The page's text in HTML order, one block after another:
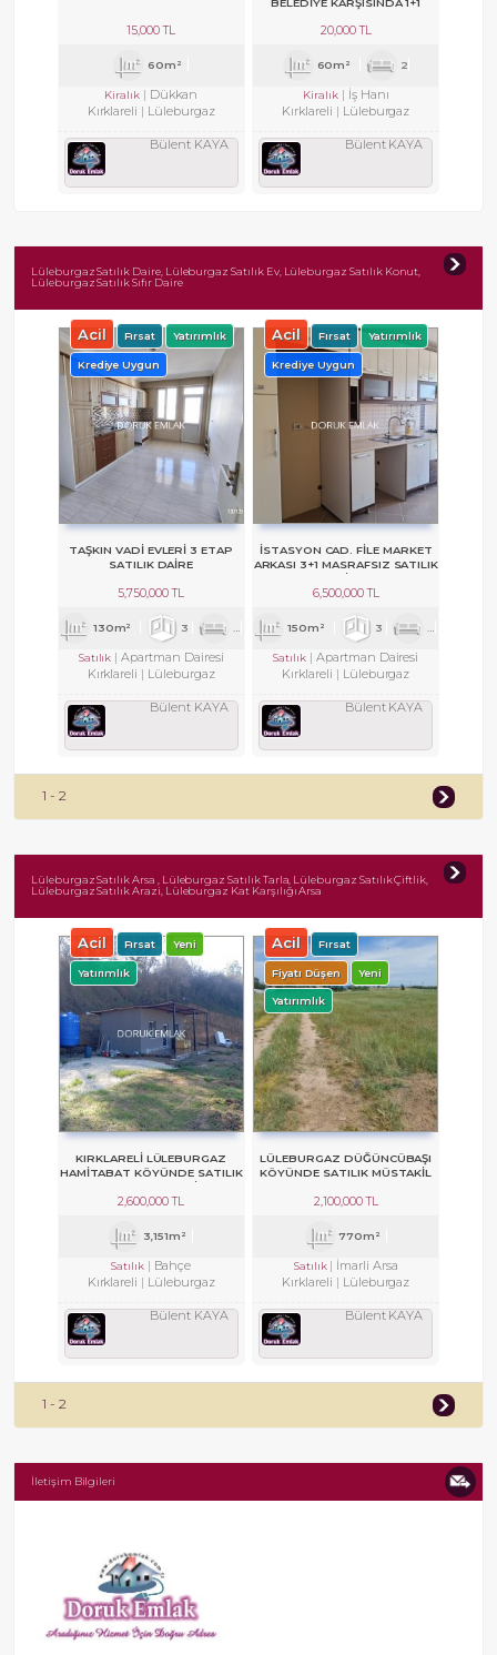
15,000 TL
60m²
Kiralık
Dükkan
Kırklareli
Lüleburgaz
Bülent KAYA
20,000 TL
60m² 2
Kiralık
İş Hanı
Kırklareli
Lüleburgaz
Bülent KAYA
Lüleburgaz Satılık Daire, Lüleburgaz Satılık Ev, Lüleburgaz Satılık Konut,
Lüleburgaz Satılık Sıfır Daire
Acil Fırsat Yatırımlık
Krediye Uygun
TAŞKIN VADI EVLERI 3 ETAP
SATILIK DAIRE
5,750,000 TL
130m² 3 2
Satılık
Apartman Dairesi
Kırklareli
Lüleburgaz
Bülent KAYA
Acil Fırsat Yatırımlık
Krediye Uygun
İSTASYON CAD. FILE MARKET
ARKASI 3+1 MASRAFSIZ SATILIK
6,500,000 TL
150m² 3
Satılık
Apartman Dairesi
Kırklareli
Lüleburgaz
Bülent KAYA
1 - 2
Lüleburgaz Satılık Arsa , Lüleburgaz Satılık Tarla, Lüleburgaz Satılık Çiftlik,
Lüleburgaz Satılık Arazi, Lüleburgaz Kat Karşılığı Arsa
Acil Fırsat Yeni
Yatırımlık
KIRKLARELİ LÜLEBURGAZ
HAMİTABAT KÖYÜNDE SATILIK
MEYVE BAHÇESİ
2,600,000 TL
3,151m²
Satılık
Bahçe
Kırklareli
Lüleburgaz
Bülent KAYA
Acil Fırsat
Fiyatı Düşen Yeni
Yatırımlık
LÜLEBURGAZ DÜĞÜNCÜBAŞI
KÖYÜNDE SATILIK MÜSTAKIL
2,100,000 TL
770m²
Satılık
İmarli Arsa
Kırklareli
Lüleburgaz
Bülent KAYA
1 - 2
İletişim Bilgileri